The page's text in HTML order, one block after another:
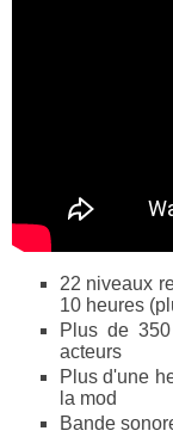
22 niveaux
10 heures
Plus de
acteurs
Plus d'une
la mod
Bande